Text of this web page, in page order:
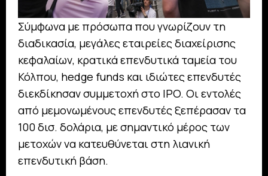
Σύμφωνα με πρόσωπα που γνωρίζουν τη
διαδικασία, μεγάλες εταιρείες διαχείρισης
κεφαλαίων, κρατικά επενδυτικά ταμεία του
Κόλπου, hedge funds και ιδιώτες επενδυτές
διεκδίκησαν συμμετοχή στο IPO. Οι εντολές
από μεμονωμένους επενδυτές ξεπέρασαν τα
100 δισ. δολάρια, με σημαντικό μέρος των
μετοχών να κατευθύνεται στη λιανική
επενδυτική βάση.